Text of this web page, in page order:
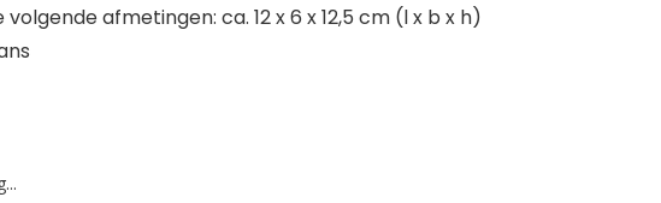
afmetingen: ca. 12 x 6 x 12,5 cm (l x b x h)